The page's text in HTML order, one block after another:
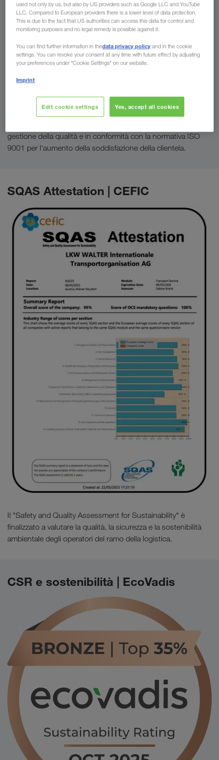
Per la progettazione, il controllo e il miglioramento continuo
gestione della qualità e in conformità con la normativa ISO
9001 per l'aumento della soddisfazione della clientela.
SQAS Attestation | CEFIC
Il "Safety and Quality Assessment for Sustainability" è
finalizzato a valutare la qualità, la sicurezza e la sostenibilità
ambientale degli operatori del ramo della logistica.
CSR e sostenibilità | EcoVadis
used not only by us, but also by US providers such as Google LLC and YouTube
LLC. Compared to European providers there is a lower level of data protection.
This is due to the fact that US authorities can access this data for control and
monitoring purposes and no legal remedy is possible against it.
You can find further information in thedata privacy policy and in the cookie
settings. You can revoke your consent at any time with future effect by adjusting
your preferences under "Cookie Settings" on our website.
Imprint
Edit cookie settings Yes, accept all cookies